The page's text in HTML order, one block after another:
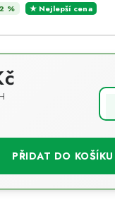
% ★ Nejlepší cena
PŘIDAT DO KOŠÍKU